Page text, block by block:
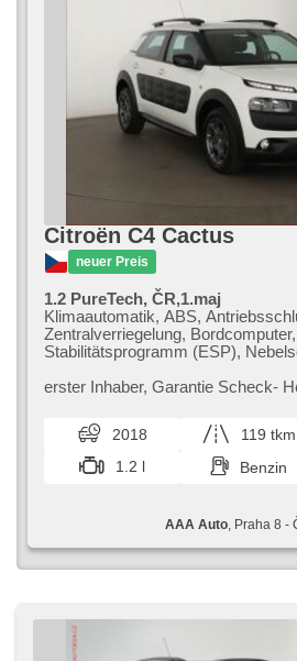
Citroën C4 Cactus
neuer Preis
1.2 PureTech, ČR,1.maj
Klimaautomatik, ABS,
Zentralverriegelung,
Stabilitätsprogramm (ESP),
Parkassistent, El. Spiegel,
erster Inhaber,​ Garantie Scheck​-
designem a komfortním interiér...
2018 119 tkm
1.2 l
Benzin
AAA Auto, Praha 8 -